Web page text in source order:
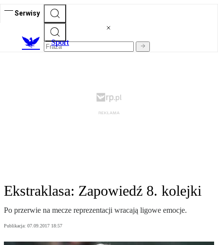
Serwisy
Sport
Ekstraklasa: Zapowiedź 8. kolejki
Po przerwie na mecze reprezentacji wracają ligowe emocje.
Publikacja: 07.09.2017 18:57